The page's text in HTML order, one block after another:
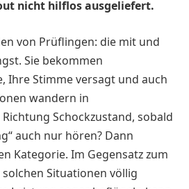
nicht hilflos ausgeliefert.
von Prüflingen: die mit und
Sie bekommen
Ihre Stimme versagt und auch
wandern in
Schockzustand, sobald
auch nur hören? Dann
Kategorie. Im Gegensatz zum
solchen Situationen völlig